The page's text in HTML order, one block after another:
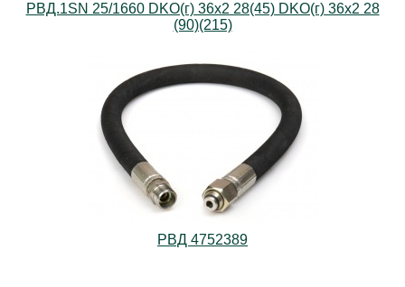
РВД.1SN 25/1660 DKO(г) 36х2 28(45) DKO(г) 36х2 28
(90)(215)
РВД 4752389